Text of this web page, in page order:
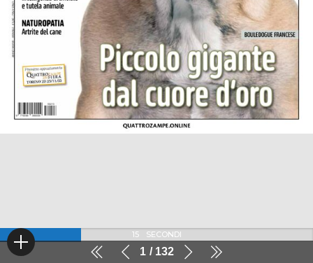
1 132
15 SECONDI